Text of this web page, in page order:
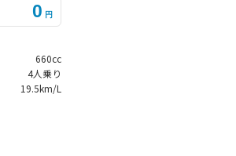
0 円
660cc
4人乗り
19.5km/L